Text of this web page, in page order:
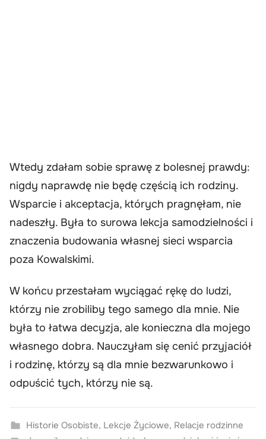
Wtedy zdałam sobie sprawę z bolesnej prawdy:
nigdy naprawdę nie będę częścią ich rodziny.
Wsparcie i akceptacja, których pragnęłam, nie
nadeszły. Była to surowa lekcja samodzielności i
znaczenia budowania własnej sieci wsparcia
poza Kowalskimi.
W końcu przestałam wyciągać rękę do ludzi,
którzy nie zrobiliby tego samego dla mnie. Nie
była to łatwa decyzja, ale konieczna dla mojego
własnego dobra. Nauczyłam się cenić przyjaciół
i rodzinę, którzy są dla mnie bezwarunkowo i
odpuścić tych, którzy nie są.
Historie Osobiste, Lekcje Życiowe, Relacje rodzinne